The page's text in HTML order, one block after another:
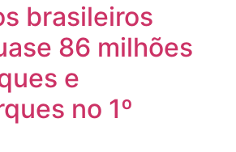
brasileiros
86 milhões
e
no 1º